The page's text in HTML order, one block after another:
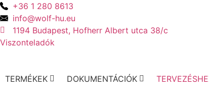
+36 1 280 8613
info@wolf-hu.eu
1194 Budapest, Hofherr Albert utca 38/c
Viszonteladók
TERMÉKEK DOKUMENTÁCIÓK